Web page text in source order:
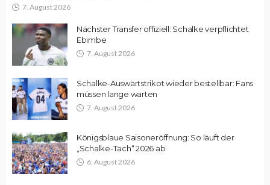
7. August 2026
Nächster Transfer offiziell: Schalke verpflichtet
Ebimbe
7. August 2026
Schalke-Auswärtstrikot wieder bestellbar: Fans
müssen lange warten
7. August 2026
Königsblaue Saisoneröffnung: So läuft der
„Schalke-Tach“ 2026 ab
6. August 2026